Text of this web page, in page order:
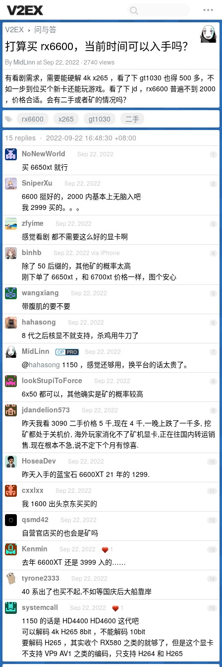
V2EX › 问与答
打算买 rx6600，当前时间可以入手吗？
By MidLinn at Sep 22, 2022 · 2740 views
有看剧需求，需要能硬解 4k x265 ，看了下 gt1030 也得 500 多，不
如一步到位买个新卡还能玩游戏。看了下 jd ，rx6600 普遍不到 2000
，价格合适。会有二手或者矿的情况吗？
rx6600
x265 gt1030
二手
15 replies • 2022-09-22 16:48:30 +08:00
1
NoNewWorld Sep 22, 2022
买 6650xt 就行
2
SniperXu Sep 22, 2022
6600 挺好的，2000 内基本上无脑入吧
我 2999 买的。。。
3
zfyime Sep 22, 2022
感觉看剧 都不需要这么好的显卡啊
4
binhb Sep 22, 2022 via iPhone
除了 50 后缀的，其他矿的概率太高
刚下单了 6650xt ，和 6700xt 价格一样，图个安心
5
wangxiang Sep 22, 2022
带腹肌的要不要
6
hahasong Sep 22, 2022
8 代之后核显不就支持，杀鸡用牛刀了
7
MidLinn OP PRO Sep 22, 2022
@hahasong 1150 ，感觉还够用，换平台的话太贵了。
8
lookStupiToForce Sep 22, 2022
6x50 都可以，其他确实是矿的概率较高
9
jdandelion573 Sep 22, 2022
昨天我看 3090 二手价格 5 千,现在 4 千,一晚上跌了一千多, 挖
矿都处于关机价, 海外玩家消化不了矿机显卡,正在往国内转运销
售.现在根本不急,说不定下个月有惊喜.
10
HoseaDev Sep 22, 2022
昨天入手的蓝宝石 6600XT 21 年的 1299.
11
cxxlxx Sep 22, 2022
我 1600 出头京东买买的
12
qsmd42 Sep 22, 2022
自营官店买的也会是矿吗
13
Kenmin Sep 22, 2022 1
去年 6600XT 还是 3999 入的……
14
tyrone2333 Sep 22, 2022
40 系出了也买不起,不如等国庆后大船靠岸
15
systemcall Sep 22, 2022 1
1150 的话是 HD4400 HD4600 这代吧
可以解码 4k H265 8bit ，不能解码 10bit
要解码 H265 ，其实收个 RX580 之类的就够了，但是这个显卡
不支持 VP9 AV1 之类的编码，只支持 H264 和 H265